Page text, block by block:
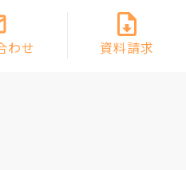
わせ 資料請求